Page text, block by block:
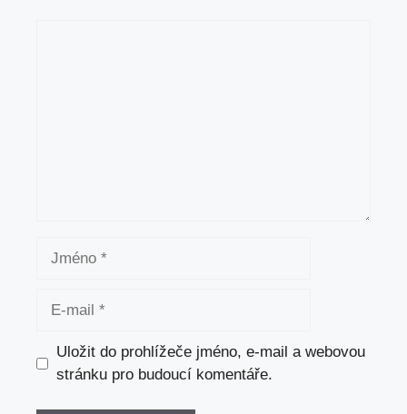
Jméno
Uložit do prohlížeče jméno, e-mail a webovou
stránku pro budoucí komentáře.